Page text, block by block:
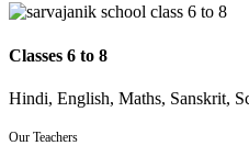
Classes 6 to 8
Hindi, English, Maths, Sanskrit,
Our Teachers